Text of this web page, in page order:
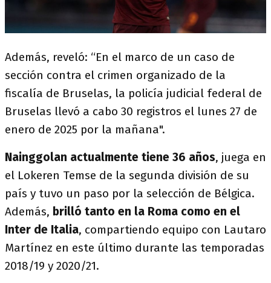
Además, reveló: “En el marco de un caso de
sección contra el crimen organizado de la
fiscalía de Bruselas, la policía judicial federal de
Bruselas llevó a cabo 30 registros el lunes 27 de
enero de 2025 por la mañana".
Nainggolan actualmente tiene 36 años, juega en
el Lokeren Temse de la segunda división de su
país y tuvo un paso por la selección de Bélgica.
Además, brilló tanto en la Roma como en el
Inter de Italia, compartiendo equipo con Lautaro
Martínez en este último durante las temporadas
2018/19 y 2020/21.